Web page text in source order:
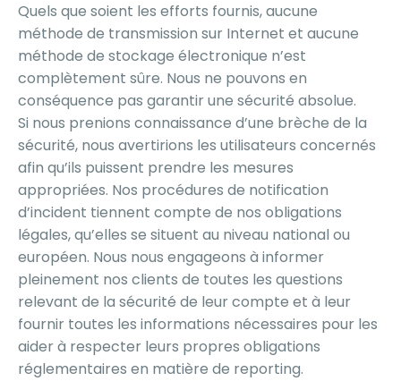
Quels que soient les efforts fournis, aucune
méthode de transmission sur Internet et aucune
méthode de stockage électronique n’est
complètement sûre. Nous ne pouvons en
conséquence pas garantir une sécurité absolue.
Si nous prenions connaissance d’une brèche de la
sécurité, nous avertirions les utilisateurs concernés
afin qu’ils puissent prendre les mesures
appropriées. Nos procédures de notification
d’incident tiennent compte de nos obligations
légales, qu’elles se situent au niveau national ou
européen. Nous nous engageons à informer
pleinement nos clients de toutes les questions
relevant de la sécurité de leur compte et à leur
fournir toutes les informations nécessaires pour les
aider à respecter leurs propres obligations
réglementaires en matière de reporting.